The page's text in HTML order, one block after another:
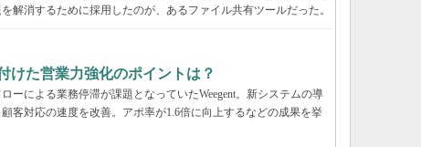
解消するために採用したのが、あるファイル共有ツールだった。
けた営業力強化のポイントは？
ーによる業務停滞が課題となっていたWeegent。新システムの導
客対応の速度を改善。アポ率が1.6倍に向上するなどの成果を挙